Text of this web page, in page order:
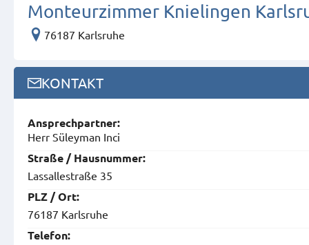
Monteurzimmer Knielingen
76187 Karlsruhe
KONTAKT
Ansprech­partner:
Herr Süleyman Inci
Straße / Hausnummer:
Lassallestraße 35
PLZ / Ort:
76187 Karlsruhe
Telefon: